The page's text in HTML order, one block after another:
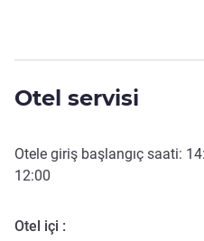
Otel servisi
Otele giriş başlangıç saati:
12:00
Otel içi